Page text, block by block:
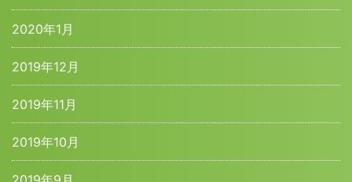
2020年1月
2019年12月
2019年11月
2019年10月